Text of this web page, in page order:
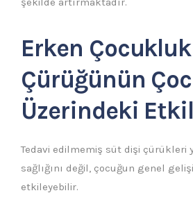
Erken Çocukluk
Çürüğünün
Üzerindeki
Tedavi edilmemiş süt dişi çürükleri
sağlığını değil, çocuğun genel
etkileyebilir.